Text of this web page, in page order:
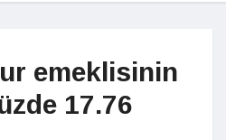
emeklisinin
17.76